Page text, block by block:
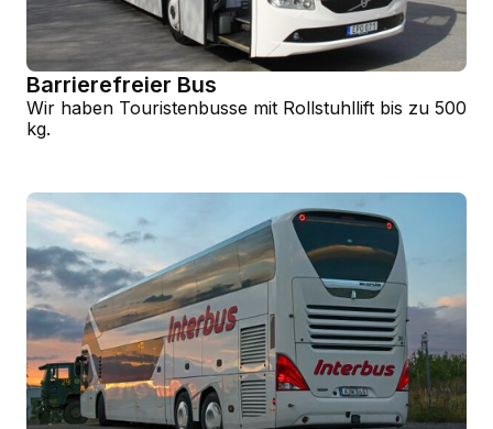
Barrierefreier Bus
Wir haben Touristenbusse mit Rollstuhllift bis zu 500
kg.